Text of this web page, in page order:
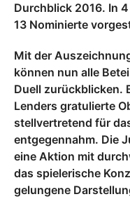
Durchblick 2016. In
13 Nominierte
Mit der
können nun alle
Duell zurückblicken.
Lenders gratulierte
stellvertretend für
entgegennahm. Die
eine Aktion mit
das spielerische
gelungene